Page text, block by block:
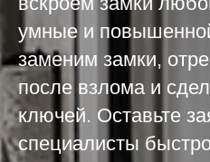
умные и
заменим замки,
после взлома и
ключей. Оставьте
специалисты